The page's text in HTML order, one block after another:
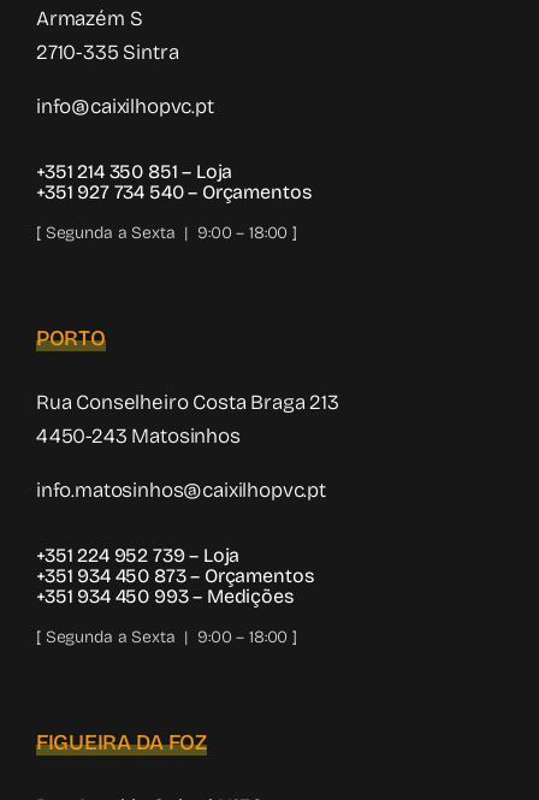
Armazém S
2710-335 Sintra
info@caixilhopvc.pt
+351 214 350 851 – Loja
+351 927 734 540– Orçamentos
[ Segunda a Sexta | 9:00 – 18:00 ]
PORTO
Rua Conselheiro Costa Braga 213
4450-243 Matosinhos
info.matosinhos@caixilhopvc.pt
+351 224 952 739– Loja
+351 934 450 873– Orçamentos
+351 934 450 993– Medições
[ Segunda a Sexta | 9:00 – 18:00 ]
FIGUEIRA DA FOZ